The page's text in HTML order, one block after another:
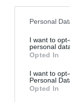
Personal
I want to
personal
Opted In
I want to
Personal
Opted In